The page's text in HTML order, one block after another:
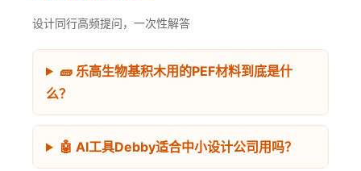
设计同行高频提问，一次性解答
🧱 乐高生物基积木用的PEF材料到底是什
么？
🤖 AI工具Debby适合中小设计公司用吗？